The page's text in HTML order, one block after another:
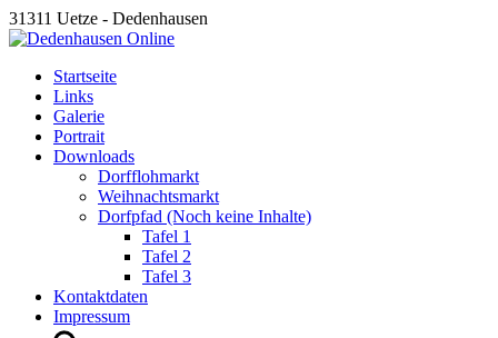
31311 Uetze - Dedenhausen
Startseite
Links
Galerie
Portrait
Downloads
Dorfflohmarkt
Weihnachtsmarkt
Dorfpfad (Noch keine Inhalte)
Tafel 1
Tafel 2
Tafel 3
Kontaktdaten
Impressum